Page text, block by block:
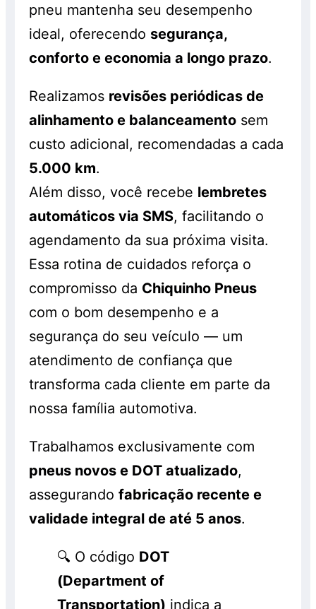
pneu mantenha seu desempenho
ideal, oferecendo segurança,
conforto e economia a longo prazo.
Realizamos revisões periódicas de
alinhamento e balanceamento sem
custo adicional, recomendadas a cada
5.000 km.
Além disso, você recebe lembretes
automáticos via SMS, facilitando o
agendamento da sua próxima visita.
Essa rotina de cuidados reforça o
compromisso da Chiquinho Pneus
com o bom desempenho e a
segurança do seu veículo — um
atendimento de confiança que
transforma cada cliente em parte da
nossa família automotiva.
Trabalhamos exclusivamente com
pneus novos e DOT atualizado,
assegurandofabricação recente e
validade integral de até 5 anos.
🔍 O código DOT
(Department of
Transportation) indica a